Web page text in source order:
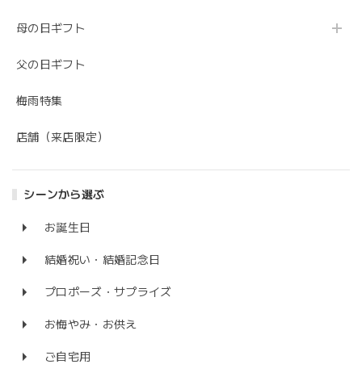
母の日ギフト
父の日ギフト
梅雨特集
店舗（来店限定）
シーンから選ぶ
お誕生日
結婚祝い・結婚記念日
プロポーズ・サプライズ
お悔やみ・お供え
ご自宅用